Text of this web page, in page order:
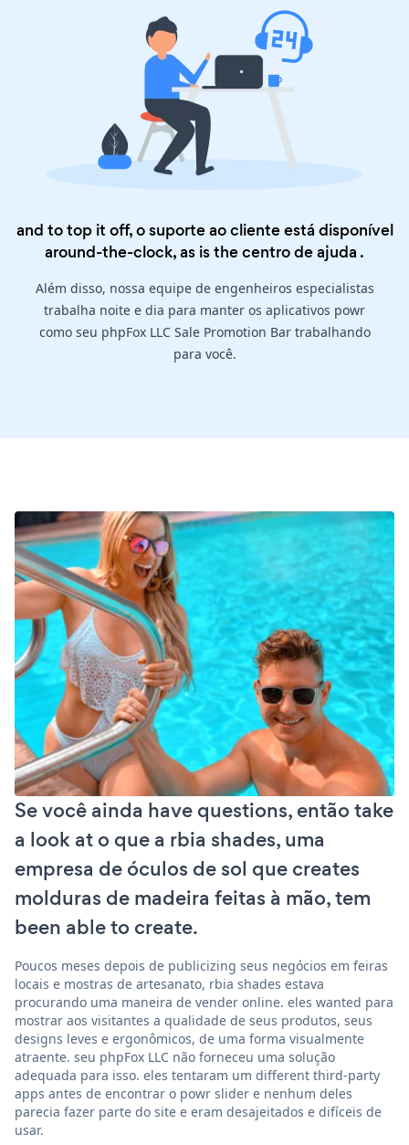
and to top it off, o suporte ao cliente está disponível
around-the-clock, as is thecentro de ajuda .
Além disso, nossa equipe de engenheiros especialistas
trabalha noite e dia para manter os aplicativos powr
como seu phpFox LLC Sale Promotion Bar trabalhando
para você.
Se você ainda have questions, então take
a look at o que a rbia shades, uma
empresa de óculos de sol que creates
molduras de madeira feitas à mão, tem
been able to create.
Poucos meses depois de publicizing seus negócios em feiras
locais e mostras de artesanato, rbia shades estava
procurando uma maneira de vender online. eles wanted para
mostrar aos visitantes a qualidade de seus produtos, seus
designs leves e ergonômicos, de uma forma visualmente
atraente. seu phpFox LLC não forneceu uma solução
adequada para isso. eles tentaram um different third-party
apps antes de encontrar o powr slider e nenhum deles
parecia fazer parte do site e eram desajeitados e difíceis de
usar.